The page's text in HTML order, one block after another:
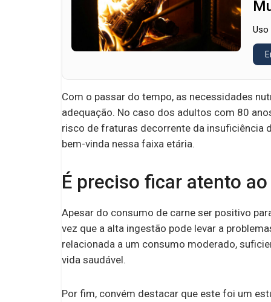
Uso
Com o passar do tempo, as necessidades
adequação. No caso dos adultos com 80
risco de fraturas decorrente da insuficiência
bem-vinda nessa faixa etária.
É preciso ficar atento
Apesar do consumo de carne ser positivo
vez que a alta ingestão pode levar a
relacionada a um consumo moderado,
vida saudável.
Por fim, convém destacar que este foi um